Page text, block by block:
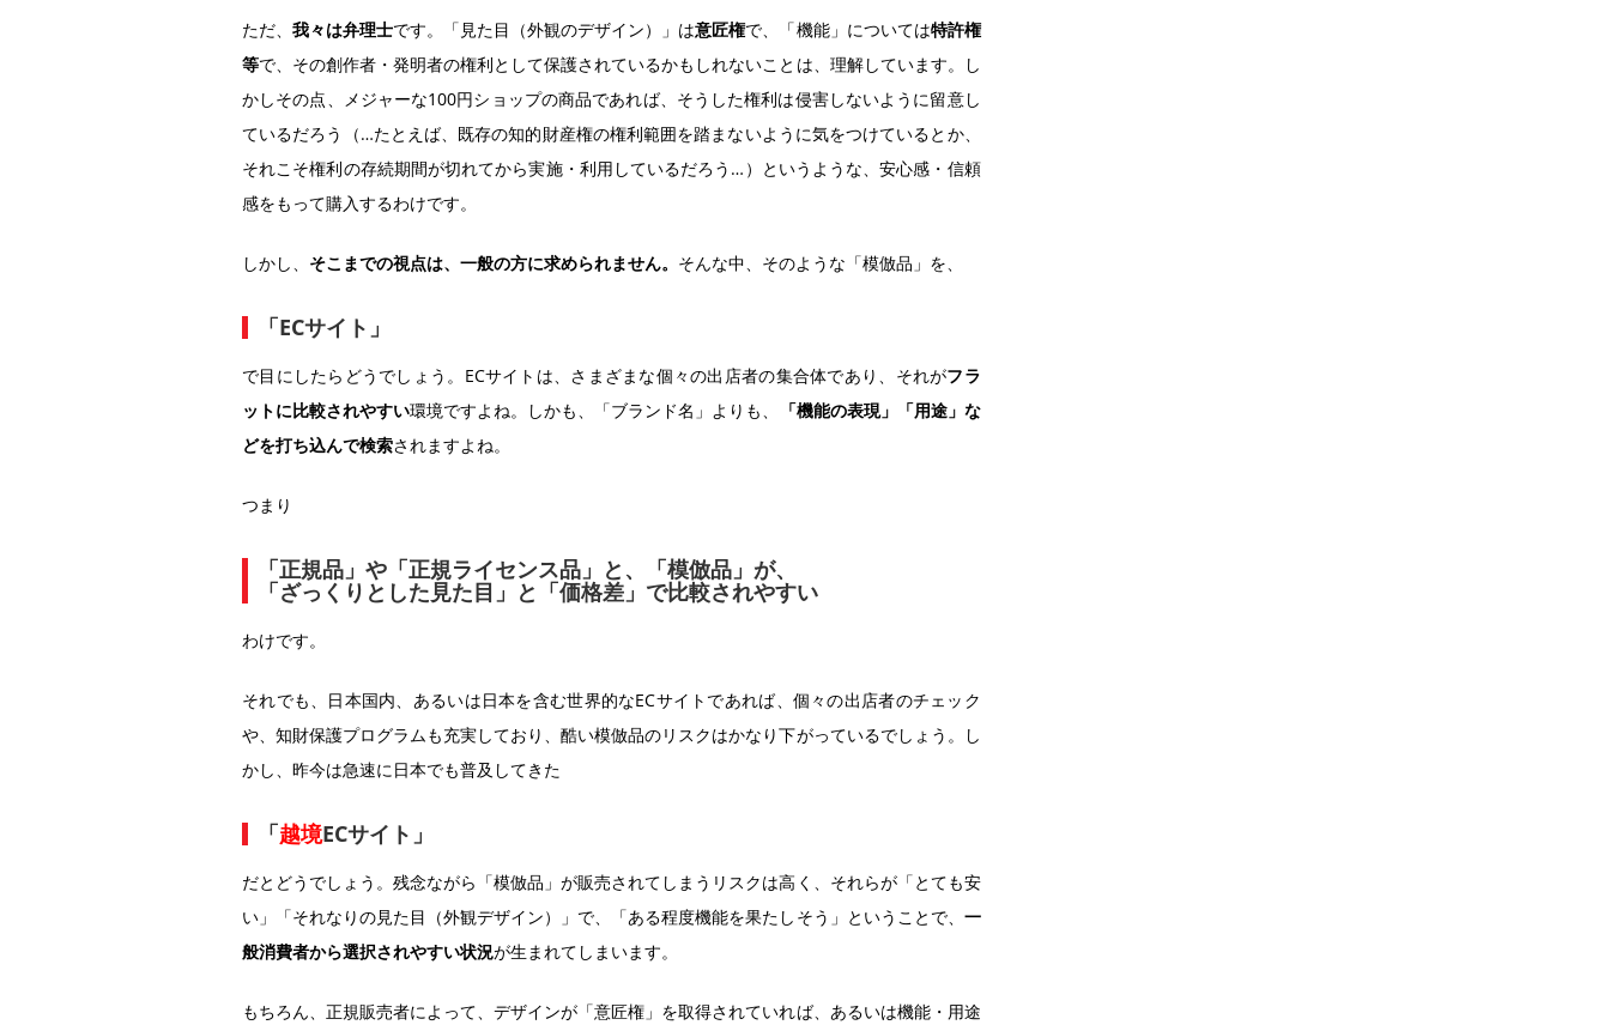
ただ、我々は弁理士です。「見た目（外観のデザイン）」は意匠権で、「機能」については特許権
等で、その創作者・発明者の権利として保護されているかもしれないことは、理解しています。し
かしその点、メジャーな100円ショップの商品であれば、そうした権利は侵害しないように留意し
ているだろう（…たとえば、既存の知的財産権の権利範囲を踏まないように気をつけているとか、
それこそ権利の存続期間が切れてから実施・利用しているだろう…）というような、安心感・信頼
感をもって購入するわけです。
しかし、 そこまでの視点は、一般の方に求められません。 そんな中、そのような「模倣品」を、
「ECサイト」
で目にしたらどうでしょう。ECサイトは、さまざまな個々の出店者の集合体であり、それがフラ
ットに比較されやすい環境ですよね。しかも、「ブランド名」よりも、
「機能の表現」「用途」な
どを打ち込んで検索されますよね。
つまり
「正規品」や「正規ライセンス品」と、「模倣品」が、
「ざっくりとした見た目」と「価格差」で比較されやすい
わけです。
それでも、日本国内、あるいは日本を含む世界的なECサイトであれば、個々の出店者のチェック
や、知財保護プログラムも充実しており、酷い模倣品のリスクはかなり下がっているでしょう。し
かし、昨今は急速に日本でも普及してきた
「越境ECサイト」
だとどうでしょう。残念ながら「模倣品」が販売されてしまうリスクは高く、それらが「とても安
い」「それなりの見た目（外観デザイン）」で、「ある程度機能を果たしそう」ということで、 一
般消費者から選択されやすい状況が生まれてしまいます。
もちろん、正規販売者によって、デザインが「意匠権」を取得されていれば、あるいは機能・用途